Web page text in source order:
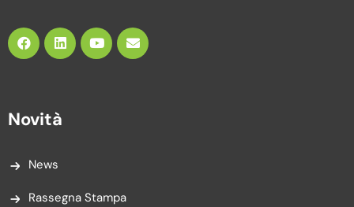
Novità
News
Rassegna Stampa